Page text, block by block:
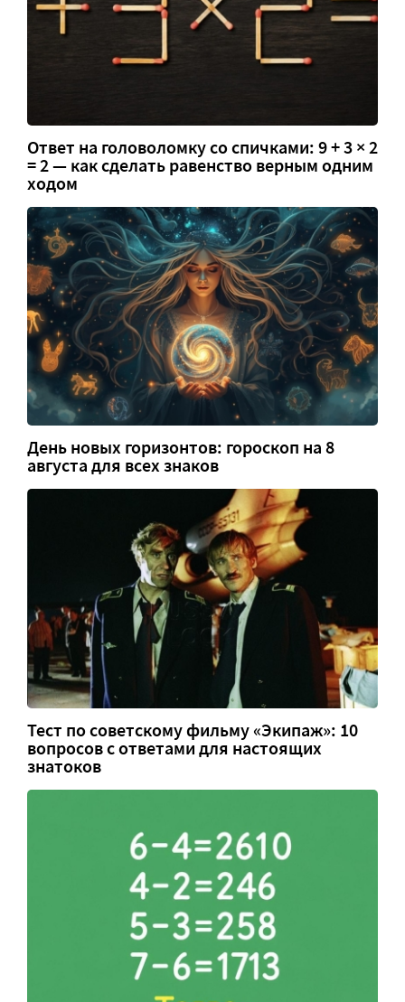
Ответ на головоломку со спичками: 9 + 3 × 2
= 2 — как сделать равенство верным одним
ходом
День новых горизонтов: гороскоп на 8
августа для всех знаков
Тест по советскому фильму «Экипаж»: 10
вопросов с ответами для настоящих
знатоков